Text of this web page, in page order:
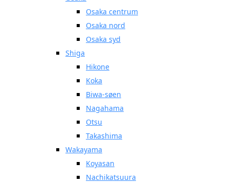
Osaka centrum
Osaka nord
Osaka syd
Shiga
Hikone
Koka
Biwa-søen
Nagahama
Otsu
Takashima
Wakayama
Koyasan
Nachikatsuura